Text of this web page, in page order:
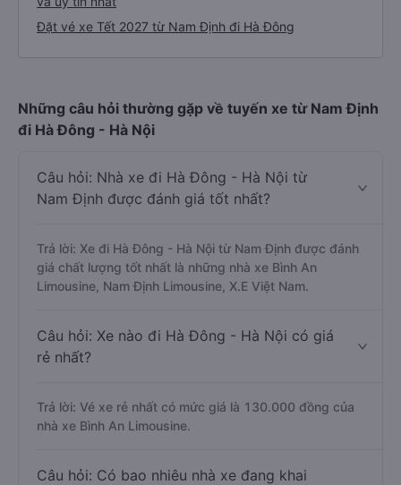
Đặt vé xe Tết 2027 từ Nam Định đi Hà Đông
Những câu hỏi thường gặp về tuyến xe từ Nam Định
đi Hà Đông - Hà Nội
Câu hỏi: Nhà xe đi Hà Đông - Hà Nội từ
Nam Định được đánh giá tốt nhất?
Trả lời: Xe đi Hà Đông - Hà Nội từ Nam Định được đánh
giá chất lượng tốt nhất là những nhà xe Bình An
Limousine, Nam Định Limousine, X.E Việt Nam.
Câu hỏi: Xe nào đi Hà Đông - Hà Nội có giá
rẻ nhất?
Trả lời: Vé xe rẻ nhất có mức giá là 130.000 đồng của
nhà xe Bình An Limousine.
Câu hỏi: Có bao nhiêu nhà xe đang khai